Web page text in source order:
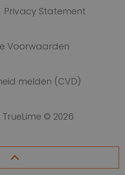
Privacy Statement
Voorwaarden
melden (CVD)
© 2026